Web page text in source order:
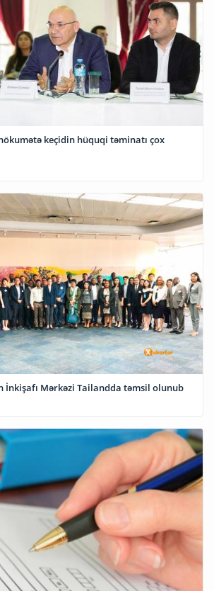
keçidin hüquqi təminatı çox
İnkişafı Mərkəzi Tailandda təmsil olunub